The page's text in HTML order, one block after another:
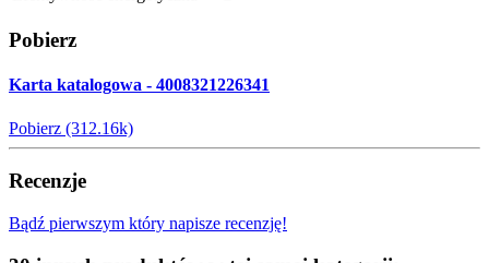
Pobierz
Karta katalogowa - 4008321226341
Pobierz (312.16k)
Recenzje
Bądź pierwszym który napisze recenzję!